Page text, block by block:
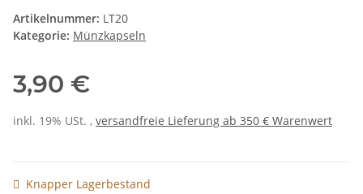
Artikelnummer: LT20
Kategorie: Münzkapseln
3,90 €
inkl. 19% USt. , versandfreie Lieferung ab 350 € Warenwert
Knapper Lagerbestand